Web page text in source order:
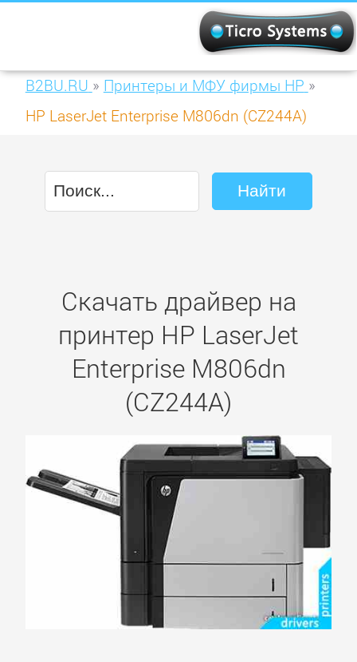
B2BU.RU » Принтеры и МФУ фирмы HP »
HP LaserJet Enterprise M806dn (CZ244A)
Скачать драйвер на
принтер HP LaserJet
Enterprise M806dn
(CZ244A)